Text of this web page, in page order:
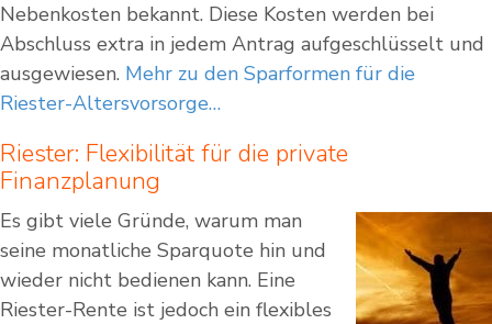
Nebenkosten bekannt. Diese Kosten werden bei
Abschluss extra in jedem Antrag aufgeschlüsselt und
ausgewiesen. Mehr zu den Sparformen für die
Riester-Altersvorsorge…
Riester: Flexibilität für die private
Finanzplanung
Es gibt viele Gründe, warum man
seine monatliche Sparquote hin und
wieder nicht bedienen kann. Eine
Riester-Rente ist jedoch ein flexibles